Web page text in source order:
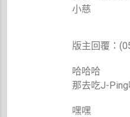
小慈
版主回覆：
哈哈哈
那去吃J-
嘿嘿